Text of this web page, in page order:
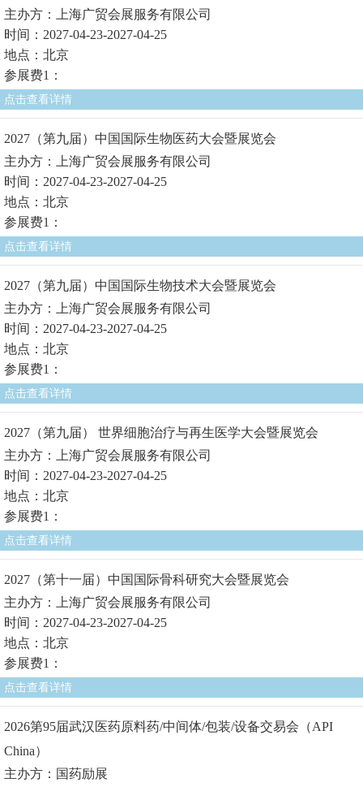
主办方：上海广贸会展服务有限公司
时间：2027-04-23-2027-04-25
地点：北京
参展费1：
点击查看详情
2027（第九届）中国国际生物医药大会暨展览会
主办方：上海广贸会展服务有限公司
时间：2027-04-23-2027-04-25
地点：北京
参展费1：
点击查看详情
2027（第九届）中国国际生物技术大会暨展览会
主办方：上海广贸会展服务有限公司
时间：2027-04-23-2027-04-25
地点：北京
参展费1：
点击查看详情
2027（第九届） 世界细胞治疗与再生医学大会暨展览会
主办方：上海广贸会展服务有限公司
时间：2027-04-23-2027-04-25
地点：北京
参展费1：
点击查看详情
2027（第十一届）中国国际骨科研究大会暨展览会
主办方：上海广贸会展服务有限公司
时间：2027-04-23-2027-04-25
地点：北京
参展费1：
点击查看详情
2026第95届武汉医药原料药/中间体/包装/设备交易会（API
China）
主办方：国药励展